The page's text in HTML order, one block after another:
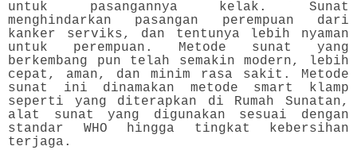
untuk pasangannya kelak. Sunat
menghindarkan pasangan perempuan dari
kanker serviks, dan tentunya lebih nyaman
untuk perempuan. Metode sunat yang
berkembang pun telah semakin modern, lebih
cepat, aman, dan minim rasa sakit. Metode
sunat ini dinamakan metode smart klamp
seperti yang diterapkan di Rumah Sunatan,
alat sunat yang digunakan sesuai dengan
standar WHO hingga tingkat kebersihan
terjaga.